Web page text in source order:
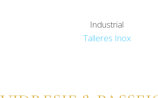
Industrial
Talleres Inox